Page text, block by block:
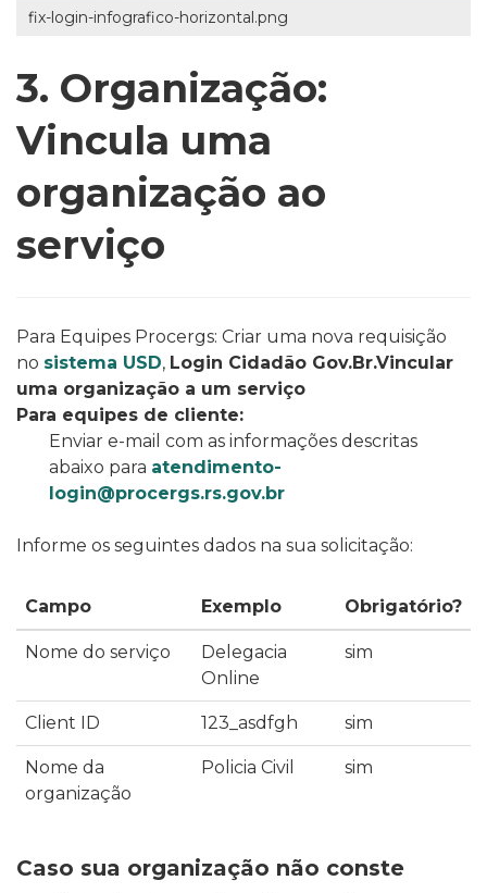
fix-login-infografico-horizontal.png
3. Organização:
Vincula uma
organização ao
serviço
Para Equipes Procergs: Criar uma nova requisição
no sistema USD, Login Cidadão Gov.Br.Vincular
uma organização a um serviço
Para equipes de cliente:
Enviar e-mail com as informações descritas
abaixo para atendimento-
login@procergs.rs.gov.br
Informe os seguintes dados na sua solicitação:
Campo Exemplo Obrigatório?
Nome do serviço
Delegacia
Online
sim
Client ID 123_asdfgh sim
Nome da
organização
Policia Civil sim
Caso sua organização não conste